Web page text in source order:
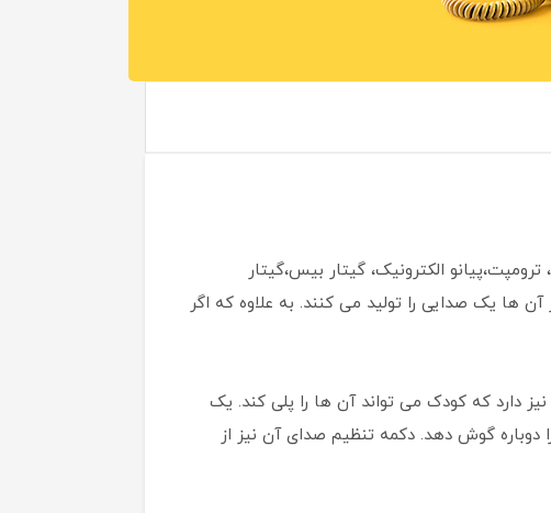
تجربه نواختن 8 ساز مختلف از جمله پیانو، ترومپت،پیانو الکترونیک، گیتار بیس،گیتار
این ارگ به طور کلی دارای 49 کلید است که هر کدام از آن ها یک صدایی را تولید می کنند. به علاوه که اگر
هیپ هاپ،فانک، دنس، جاز، آر اند بی، پاپ و متال است. 10 دموی آهنگ نیز دارد که کودک می تواند آن ها را پلی کند. یک
دوباره گوش دهد. دکمه تنظیم صدای آن نیز از